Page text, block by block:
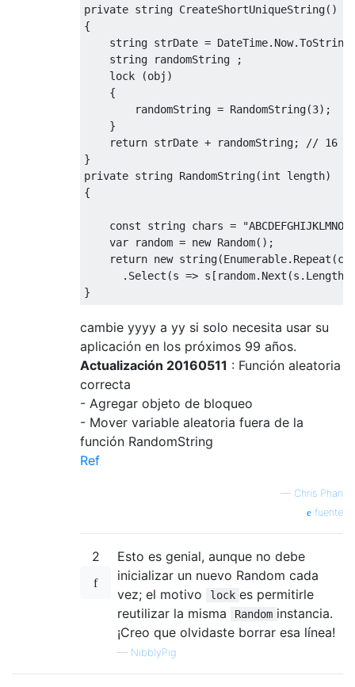
private string CreateShortUniqueString( )
{
string strDate =
string randomString ;
lock (obj)
    {
        randomString = RandomString(
3);
    }
return strDate + randomString;
// 16
private string RandomString(int length)
{
const string chars =
var random = new Random();
return new string
.Select(s =>
cambie yyyy a yy si solo necesita usar su
aplicación en los próximos 99 años.
Actualización 20160511 : Función aleatoria
correcta
- Agregar objeto de bloqueo
- Mover variable aleatoria fuera de la
función RandomString
Ref
— Chris Phan
fuente
2
Esto es genial, aunque no debe
inicializar un nuevo Random cada
vez; el motivo
lock es permitirle
reutilizar la misma
Random instancia.
¡Creo que olvidaste borrar esa línea!
— NibblyPig